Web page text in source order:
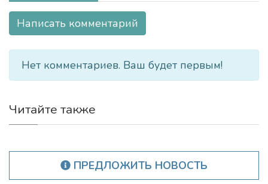
Написать комментарий
Нет комментариев. Ваш будет первым!
Читайте также
ПРЕДЛОЖИТЬ НОВОСТЬ